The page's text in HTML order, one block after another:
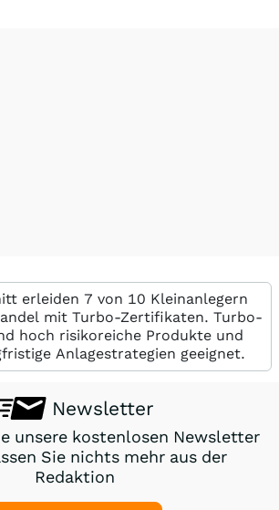
erleiden 7 von 10 Kleinanlegern
mit Turbo-Zertifikaten. Turbo-
hoch risikoreiche Produkte und
Anlagestrategien geeignet.
Newsletter
unsere kostenlosen Newsletter
Sie nichts mehr aus der
Redaktion